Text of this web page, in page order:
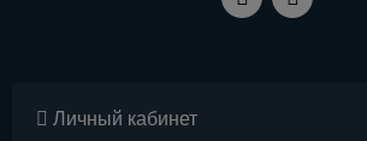
Личный кабинет